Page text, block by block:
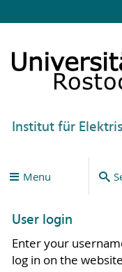
Institut für
Menu
User login
Enter your
log in on the website